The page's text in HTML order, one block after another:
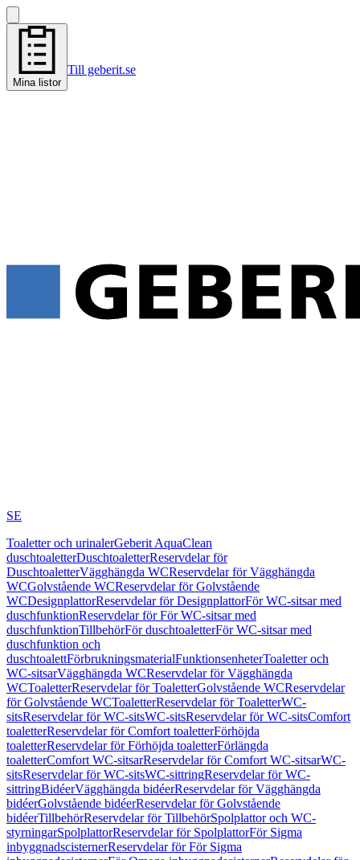
Mina listor
Till geberit.se
SE
Toaletter och urinalerGeberit AquaClean
duschtoaletterDuschtoaletterReservdelar för
DuschtoaletterVägghängda WCReservdelar för Vägghängda
WCGolvstående WCReservdelar för Golvstående
WCDesignplattorReservdelar för DesignplattorFör WC-sitsar med
duschfunktionReservdelar för För WC-sitsar med
duschfunktionTillbehörFör duschtoaletterFör WC-sitsar med
duschfunktion och
duschtoalettFörbrukningsmaterialFunktionsenheterToaletter och
WC-sitsarVägghängda WCReservdelar för Vägghängda
WCToaletterReservdelar för ToaletterGolvstående WCReservdelar
för Golvstående WCToaletterReservdelar för ToaletterWC-
sitsReservdelar för WC-sitsWC-sitsReservdelar för WC-sitsComfort
toaletterReservdelar för Comfort toaletterFörhöjda
toaletterReservdelar för Förhöjda toaletterFörlängda
toaletterComfort WC-sitsarReservdelar för Comfort WC-sitsarWC-
sitsReservdelar för WC-sitsWC-sittringReservdelar för WC-
sittringBidéerVägghängda bidéerReservdelar för Vägghängda
bidéerGolvstående bidéerReservdelar för Golvstående
bidéerTillbehörReservdelar för TillbehörSpolplattor och WC-
styrningarSpolplattorReservdelar för SpolplattorFör Sigma
inbyggnadscisternerReservdelar för För Sigma